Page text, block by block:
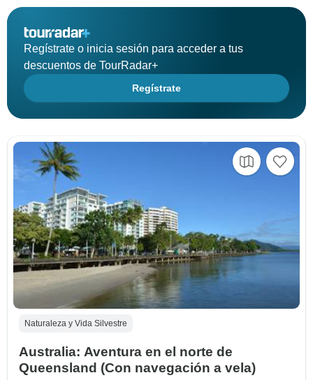
Regístrate o inicia sesión para acceder a tus
descuentos de TourRadar+
Regístrate
Naturaleza y Vida Silvestre
Australia: Aventura en el norte de
Queensland (Con navegación a vela)